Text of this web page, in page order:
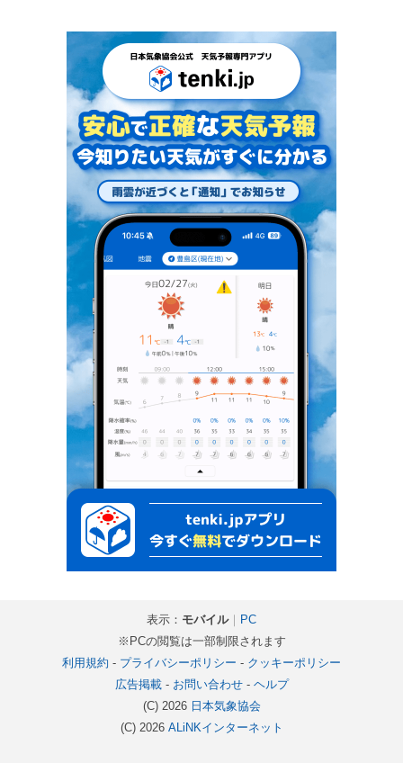
表示： モバイル｜ PC
※PCの閲覧は一部制限されます
利用規約 - プライバシーポリシー - クッキーポリシー
広告掲載- お問い合わせ- ヘルプ
(C) 2026 日本気象協会
(C) 2026 ALiNKインターネット